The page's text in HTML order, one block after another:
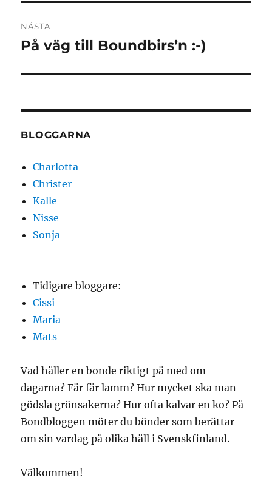
NÄSTA
Nästa
På väg till Boundbirs’n :-)
BLOGGARNA
Charlotta
Christer
Kalle
Nisse
Sonja
Tidigare bloggare:
Cissi
Maria
Mats
Vad håller en bonde riktigt på med om
dagarna? Får får lamm? Hur mycket ska man
gödsla grönsakerna? Hur ofta kalvar en ko? På
Bondbloggen möter du bönder som berättar
om sin vardag på olika håll i Svenskfinland.
Välkommen!